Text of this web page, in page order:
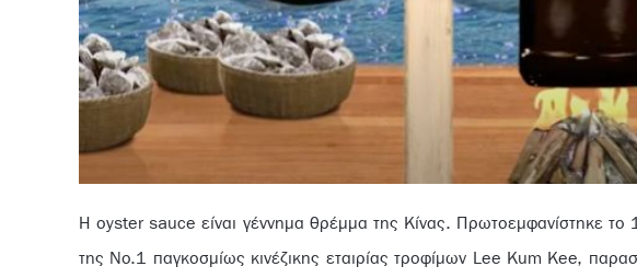
Η oyster sauce είναι γέννημα θρέμμα της Κίνας. Πρωτοεμφανίστηκε
της No.1 παγκοσμίως κινέζικης εταιρίας τροφίμων Lee Kum Kee,